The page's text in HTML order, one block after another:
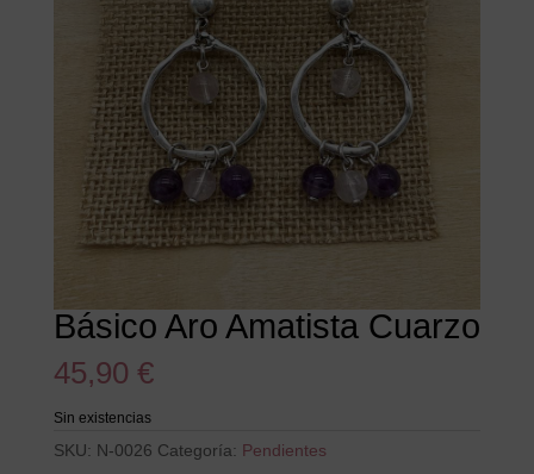
Básico Aro Amatista Cuarzo
45,90 €
Sin existencias
SKU: N-0026 Categoría: Pendientes